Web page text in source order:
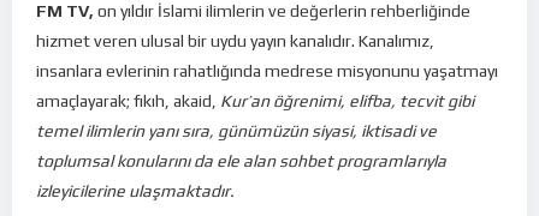
FM TV, on yıldır İslami ilimlerin ve değerlerin rehberliğinde
hizmet veren ulusal bir uydu yayın kanalıdır. Kanalımız,
insanlara evlerinin rahatlığında medrese misyonunu yaşatmayı
amaçlayarak; fıkıh, akaid, Kur’an öğrenimi, elifba, tecvit gibi
temel ilimlerin yanı sıra, günümüzün siyasi, iktisadi ve
toplumsal konularını da ele alan sohbet programlarıyla
izleyicilerine ulaşmaktadır.